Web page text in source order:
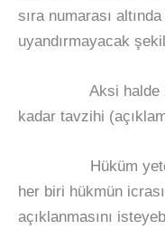
sıra numarası
uyandırmayacak
Aksi halde
kadar tavzihi
Hüküm
her biri hükmün
açıklanmasını